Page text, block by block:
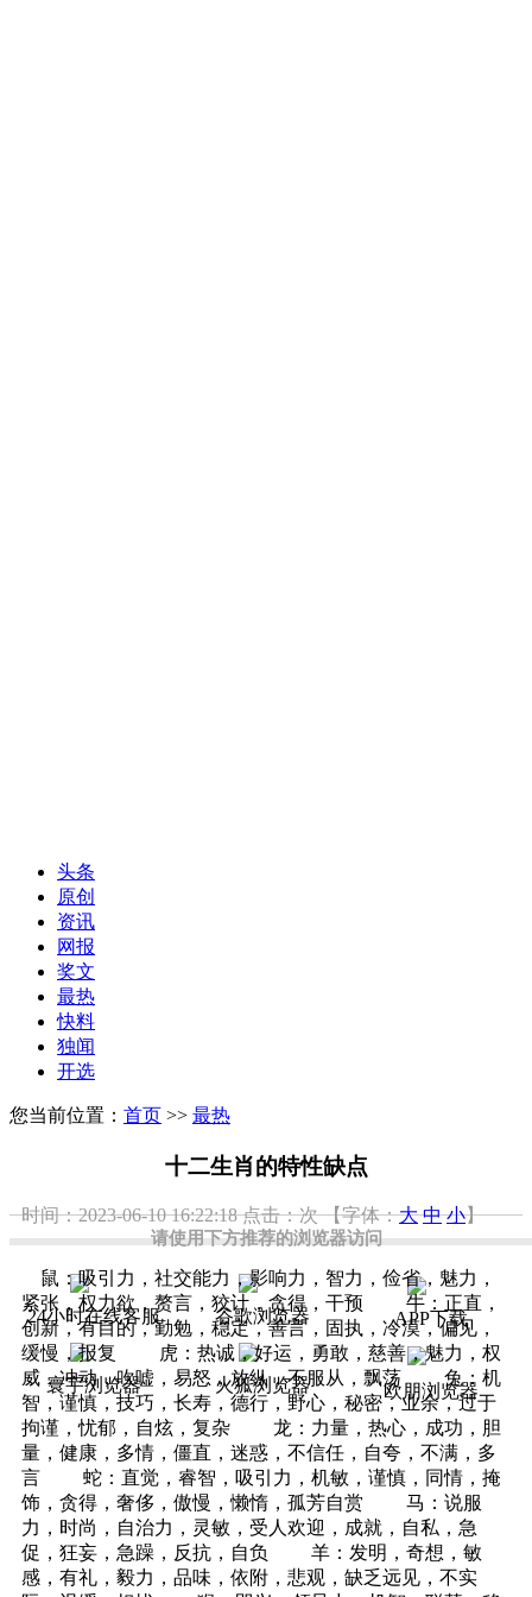
请使用下方推荐的浏览器访问
24小时在线客服 谷歌浏览器 APP下载
寰宇浏览器 火狐浏览器 欧朋浏览器
头条
原创
资讯
网报
奖文
最热
快料
独闻
开选
您当前位置： 首页 >> 最热
十二生肖的特性缺点
时间：2023-06-10 16:22:18点击：次 【字体：大 中 小】
鼠：吸引力，社交能力，影响力，智力，俭省，魅力，
紧张，权力欲，赘言，狡计，贪得，干预 牛：正直，
创新，有目的，勤勉，稳定，善言，固执，冷漠，偏见，
缓慢，报复 虎：热诚，好运，勇敢，慈善，魅力，权
威，冲动，吹嘘，易怒，放纵，不服从，飘荡 兔：机
智，谨慎，技巧，长寿，德行，野心，秘密，业余，过于
拘谨，忧郁，自炫，复杂 龙：力量，热心，成功，胆
量，健康，多情，僵直，迷惑，不信任，自夸，不满，多
言 蛇：直觉，睿智，吸引力，机敏，谨慎，同情，掩
饰，贪得，奢侈，傲慢，懒惰，孤芳自赏 马：说服
力，时尚，自治力，灵敏，受人欢迎，成就，自私，急
促，狂妄，急躁，反抗，自负 羊：发明，奇想，敏
感，有礼，毅力，品味，依附，悲观，缺乏远见，不实